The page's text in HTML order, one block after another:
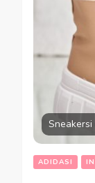
ADIDASI